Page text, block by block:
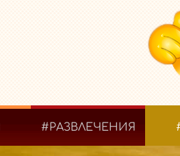
#РАЗВЛЕЧЕНИЯ